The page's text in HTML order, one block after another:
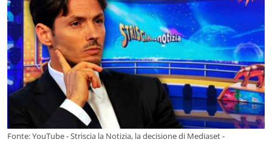
Fonte: YouTube - Striscia la Notizia, la decisione di Mediaset -